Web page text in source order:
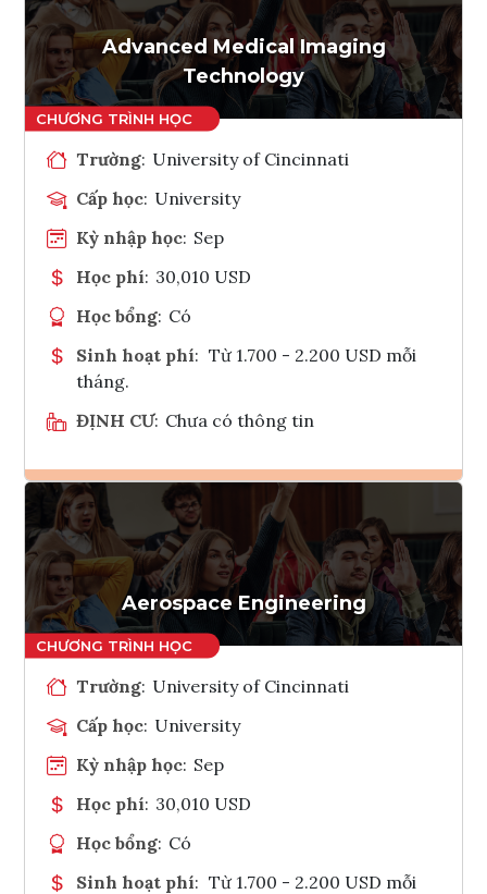
Tham vấn Interlink
Advanced Medical Imaging
Technology
Trường: University of Cincinnati
Cấp học: University
Kỳ nhập học: Sep
Học phí: 30,010 USD
Học bổng: Có
Sinh hoạt phí: Từ 1.700 - 2.200 USD mỗi
tháng.
ĐỊNH CƯ: Chưa có thông tin
Ghi danh
Tham vấn Interlink
Aerospace Engineering
Trường: University of Cincinnati
Cấp học: University
Kỳ nhập học: Sep
Học phí: 30,010 USD
Học bổng: Có
Sinh hoạt phí: Từ 1.700 - 2.200 USD mỗi